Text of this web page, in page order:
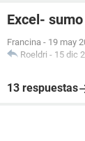
Excel-
Francina - 19 may
Roeldri - 15 dic
13 respuestas